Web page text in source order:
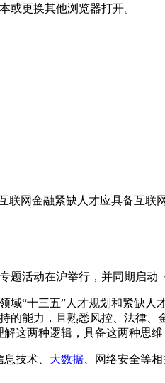
或更换其他浏览器打开。
网金融紧缺人才应具备互联
活动在沪举行，并同期启动
十三五”人才规划和紧缺人
能力，且熟悉风控、法律
这两种逻辑，具备这两种思
息技术、 大数据 、网络安全等